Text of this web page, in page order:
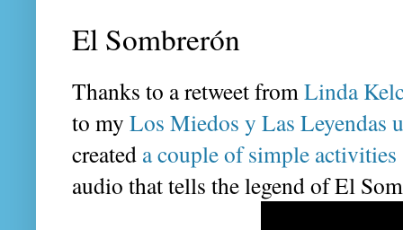
El Sombrerón
Thanks to a retweet from Linda
to my Los Miedos y Las Leyendas
created a couple of simple
audio that tells the legend of El